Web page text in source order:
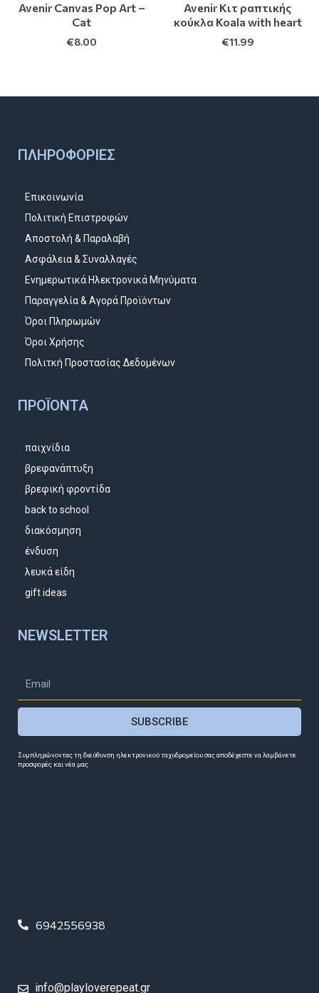
Avenir Canvas Pop Art –
Cat
€8.00
Avenir Κιτ ραπτικής
κούκλα Koala with heart
€11.99
ΠΛΗΡΟΦΟΡΊΕΣ
Επικοινωνία
Πολιτική Επιστροφών
Αποστολή & Παραλαβή
Ασφάλεια & Συναλλαγές
Ενημερωτικά Ηλεκτρονικά Μηνύματα
Παραγγελία & Αγορά Προϊόντων
Όροι Πληρωμών
Όροι Χρήσης
Πολιτκή Προστασίας Δεδομένων
ΠΡΟΪΌΝΤΑ
παιχνίδια
βρεφανάπτυξη
βρεφική φροντίδα
back to school
διακόσμηση
ένδυση
λευκά είδη
gift ideas
NEWSLETTER
SUBSCRIBE
Συμπληρώνοντας τη διεύθυνση ηλεκτρονικού ταχυδρομείου σας αποδέχεστε να λαμβάνετε
προσφορές και νέα μας.
6942556938
info@playloverepeat.gr